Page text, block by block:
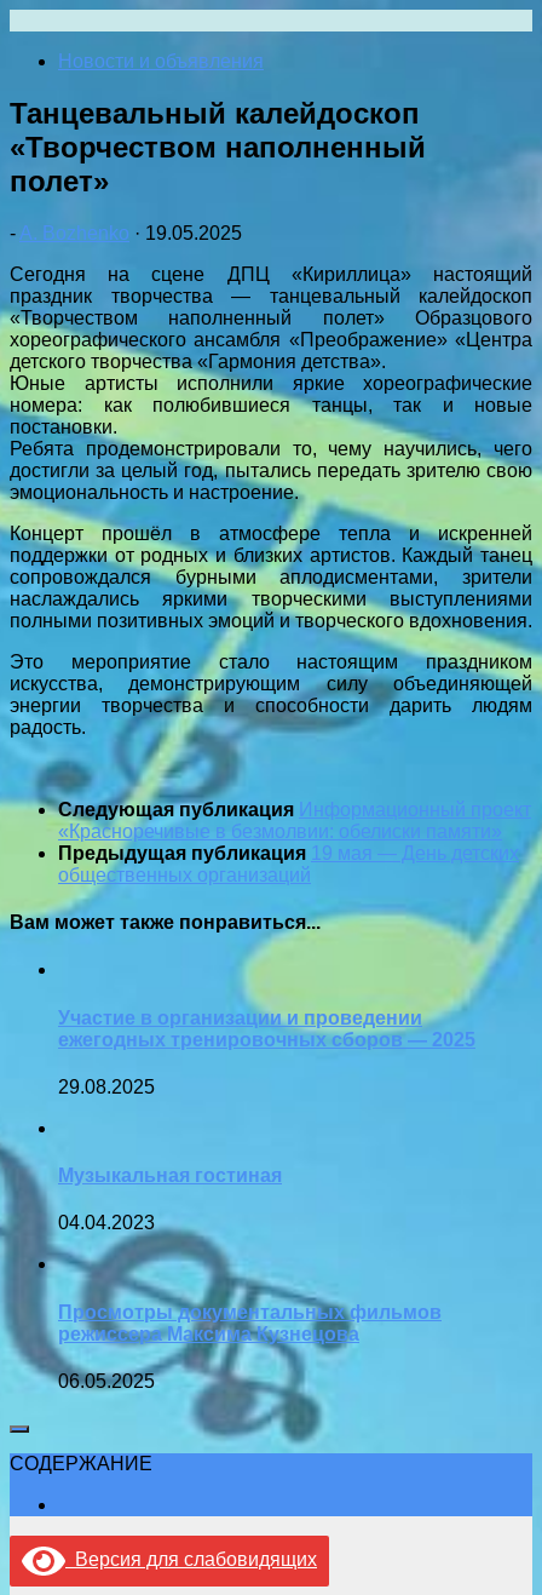
содержимому
Новости и объявления
Танцевальный калейдоскоп
«Творчеством наполненный
полет»
- A. Bozhenko · 19.05.2025
Сегодня на сцене ДПЦ «Кириллица» настоящий
праздник творчества — танцевальный калейдоскоп
«Творчеством наполненный полет» Образцового
хореографического ансамбля «Преображение» «Центра
детского творчества «Гармония детства».
Юные артисты исполнили яркие хореографические
номера: как полюбившиеся танцы, так и новые
постановки.
Ребята продемонстрировали то, чему научились, чего
достигли за целый год, пытались передать зрителю свою
эмоциональность и настроение.
Концерт прошёл в атмосфере тепла и искренней
поддержки от родных и близких артистов. Каждый танец
сопровождался бурными аплодисментами, зрители
наслаждались яркими творческими выступлениями
полными позитивных эмоций и творческого вдохновения.
Это мероприятие стало настоящим праздником
искусства, демонстрирующим силу объединяющей
энергии творчества и способности дарить людям
радость.
Следующая публикация Информационный проект
«Красноречивые в безмолвии: обелиски памяти»
Предыдущая публикация 19 мая — День детских
общественных организаций
Вам может также понравиться...
Участие в организации и проведении
ежегодных тренировочных сборов — 2025
29.08.2025
Музыкальная гостиная
04.04.2023
Просмотры документальных фильмов
режиссера Максима Кузнецова
06.05.2025
СОДЕРЖАНИЕ
Версия для слабовидящих